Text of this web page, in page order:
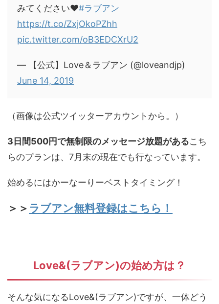
みてください♥#ラブアン
https://t.co/ZxjOkoPZhh
pic.twitter.com/oB3EDCXrU2
— 【公式】Love＆ラブアン (@loveandjp)
June 14, 2019
（画像は公式ツイッターアカウントから。）
3日間500円で無制限のメッセージ放題があるこち
らのプランは、7月末の現在でも行なっています。
始めるにはかーなーりーベストタイミング！
＞＞ ラブアン無料登録はこちら！
Love&(ラブアン)の始め方は？
そんな気になるLove&(ラブアン)ですが、一体どう